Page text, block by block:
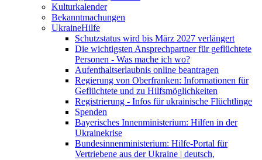
Kulturkalender
Bekanntmachungen
UkraineHilfe
Schutzstatus wird bis März 2027 verlängert
Die wichtigsten Ansprechpartner für geflüchtete
Personen - Was mache ich wo?
Aufenthaltserlaubnis online beantragen
Regierung von Oberfranken: Informationen für
Geflüchtete und zu Hilfsmöglichkeiten
Registrierung - Infos für ukrainische Flüchtlinge
Spenden
Bayerisches Innenministerium: Hilfen in der
Ukrainekrise
Bundesinnenministerium: Hilfe-Portal für
Vertriebene aus der Ukraine | deutsch,